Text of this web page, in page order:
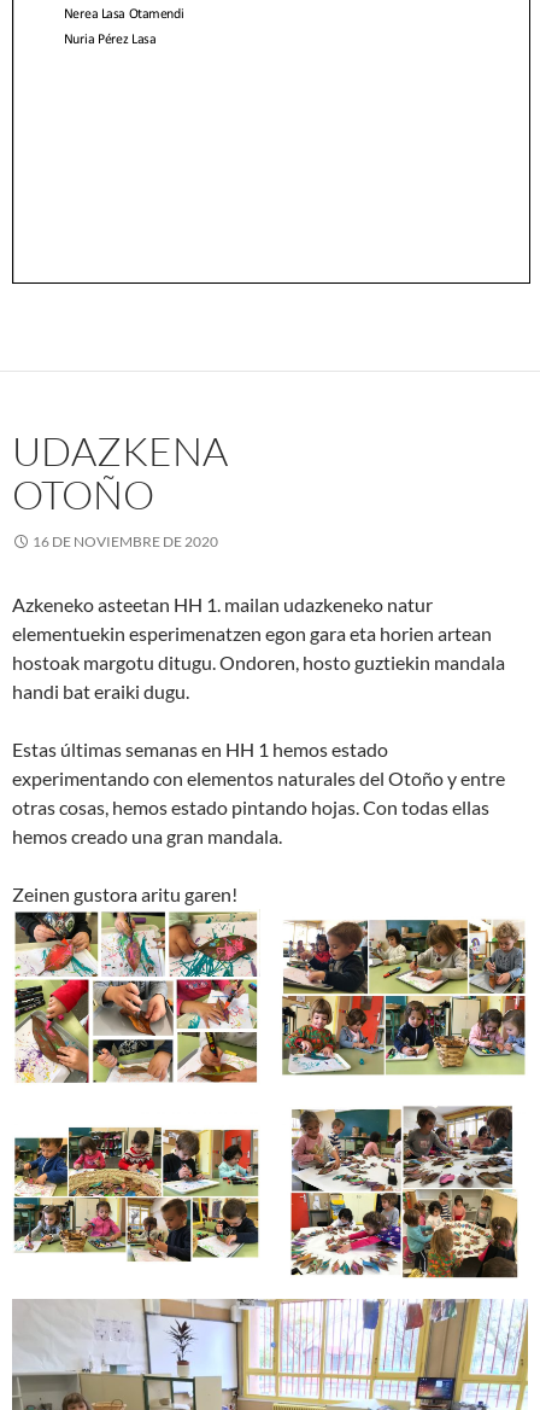
UDAZKENA
OTOÑO
16 DE NOVIEMBRE DE 2020
Azkeneko asteetan HH 1. mailan udazkeneko natur
elementuekin esperimenatzen egon gara eta horien artean
hostoak margotu ditugu. Ondoren, hosto guztiekin mandala
handi bat eraiki dugu.
Estas últimas semanas en HH 1 hemos estado
experimentando con elementos naturales del Otoño y entre
otras cosas, hemos estado pintando hojas. Con todas ellas
hemos creado una gran mandala.
Zeinen gustora aritu garen!